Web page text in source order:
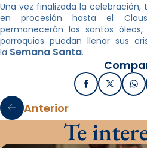
Una vez finalizada la celebración,
en procesión hasta el
permanecerán los santos
parroquias puedan llenar sus
la Semana Santa.
Facebook
X /
Anterior
Te